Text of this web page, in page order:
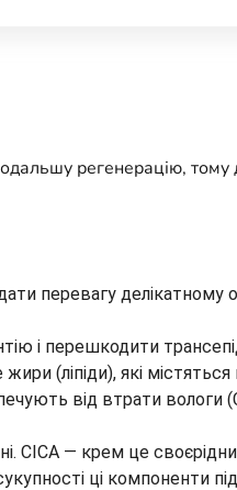
регенерацію, тому
перевагу
і перешкодити
(ліпіди), які містяться
від втрати
CICA — крем це
ці компоненти